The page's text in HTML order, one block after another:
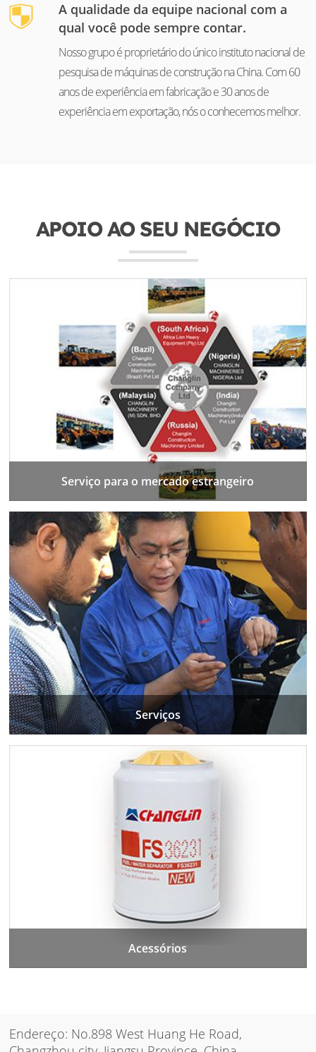
A qualidade da equipe nacional com a
qual você pode sempre contar.
Nosso grupo é proprietário do único instituto nacional de
pesquisa de máquinas de construção na China. Com 60
anos de experiência em fabricação e 30 anos de
experiência em exportação, nós o conhecemos melhor.
APOIO AO SEU NEGÓCIO
Serviço para o mercado estrangeiro
Serviços
Acessórios
Endereço: No.898 West Huang He Road,